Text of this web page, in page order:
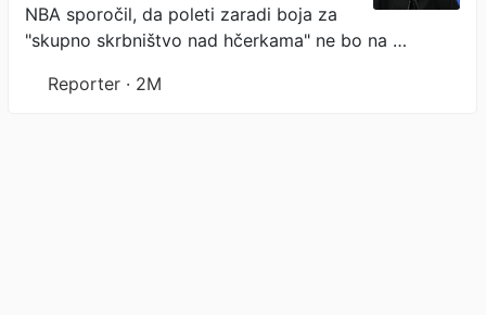
NBA sporočil, da poleti zaradi boja za
"skupno skrbništvo nad hčerkama" ne bo na …
Reporter · 2M